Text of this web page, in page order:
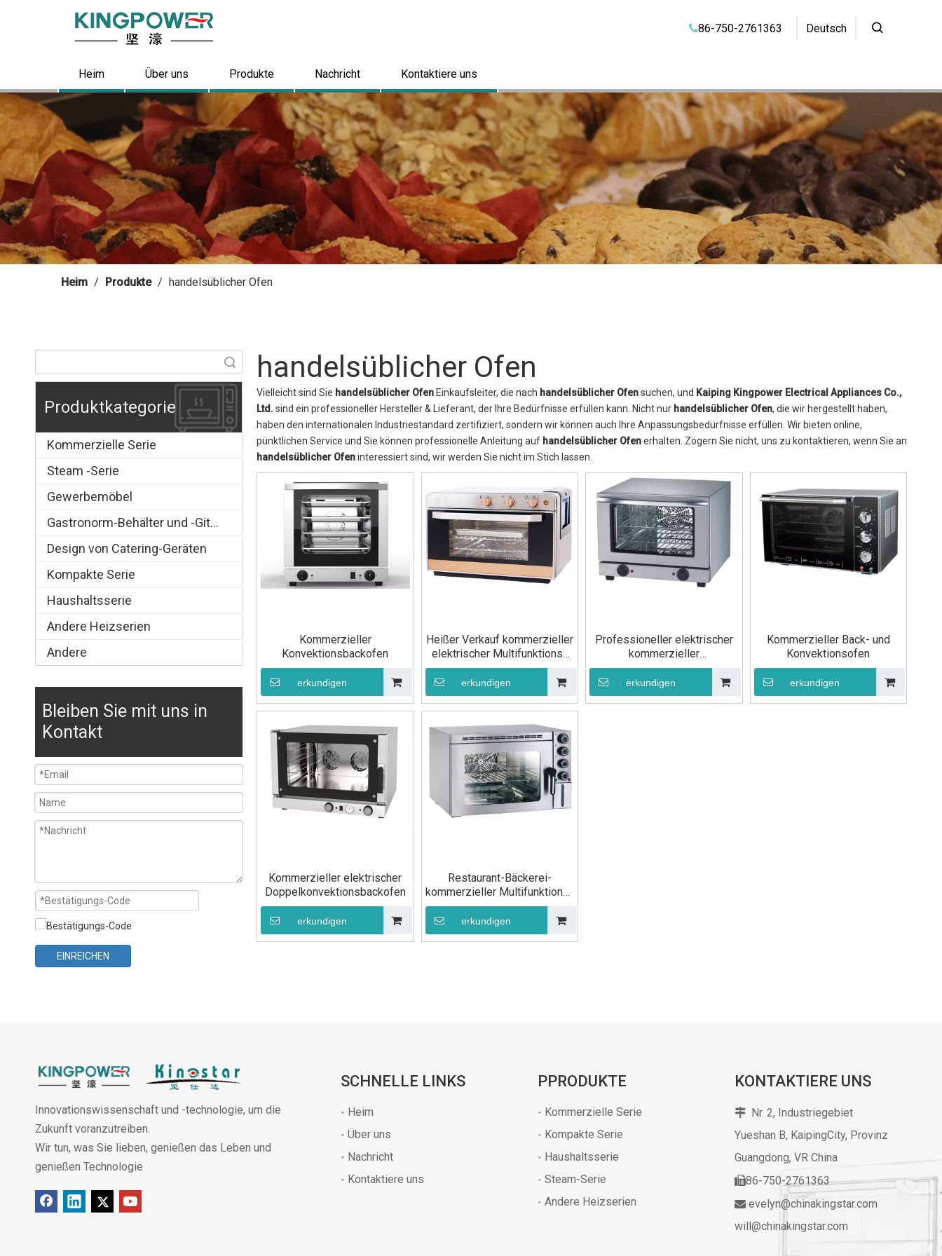
86-750-2761363 Deutsch
Heim Über uns Produkte Nachricht Kontaktiere uns
Heim / Produkte / handelsüblicher Ofen
Produktkategorie
Kommerzielle Serie
Steam -Serie
Gewerbemöbel
Gastronorm-Behälter und -Gitter
Design von Catering-Geräten
Kompakte Serie
Haushaltsserie
Andere Heizserien
Andere
Bleiben Sie mit uns in
Kontakt
EINREICHEN
handelsüblicher Ofen
Vielleicht sind Sie handelsüblicher Ofen Einkaufsleiter, die nach handelsüblicher Ofensuchen, und Kaiping Kingpower Electrical Appliances Co.,
Ltd. sind ein professioneller Hersteller & Lieferant, der Ihre Bedürfnisse erfüllen kann. Nicht nur handelsüblicher Ofen, die wir hergestellt haben,
haben den internationalen Industriestandard zertifiziert, sondern wir können auch Ihre Anpassungsbedürfnisse erfüllen. Wir bieten online,
pünktlichen Service und Sie können professionelle Anleitung auf handelsüblicher Ofenerhalten. Zögern Sie nicht, uns zu kontaktieren, wenn Sie an
handelsüblicher Ofeninteressiert sind, wir werden Sie nicht im Stich lassen.
Kommerzieller
Konvektionsbackofen
erkundigen
Heißer Verkauf kommerzieller
elektrischer Multifunktions-
Konvektionsofen
erkundigen
Professioneller elektrischer
kommerzieller
Konvektionsofen
erkundigen
Kommerzieller Back- und
Konvektionsofen
erkundigen
Kommerzieller elektrischer
Doppelkonvektionsbackofen
erkundigen
Restaurant-Bäckerei-
kommerzieller Multifunktions-
Konvektionsofen
erkundigen
Innovationswissenschaft und -technologie, um die
Zukunft voranzutreiben.
Wir tun, was Sie lieben, genießen das Leben und
genießen Technologie
SCHNELLE LINKS
Heim
Über uns
Nachricht
Kontaktiere uns
PPRODUKTE
Kommerzielle Serie
Kompakte Serie
Haushaltsserie
Steam-Serie
Andere Heizserien
KONTAKTIERE UNS
 Nr. 2, Industriegebiet
Yueshan B, KaipingCity, Provinz
Guangdong,VR China
86-750-2761363
 evelyn@chinakingstar.com
will@chinakingstar.com